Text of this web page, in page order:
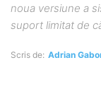
noua versiune a
suport limitat de
Scris de: Adrian